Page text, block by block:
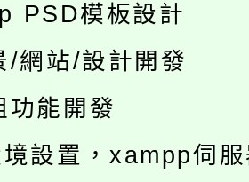
PSD模板設計
/網站/設計開發
能開發
設置，xampp伺